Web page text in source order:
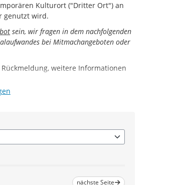
Kulturort ("Dritter Ort") an
genutzt wird.
sein, wir fragen in dem nachfolgenden
bei Mitmachangeboten oder
weitere Informationen
die Mittelsächsische Kultur
Erzgebirge-Mittelsachsen.
nächste Seite